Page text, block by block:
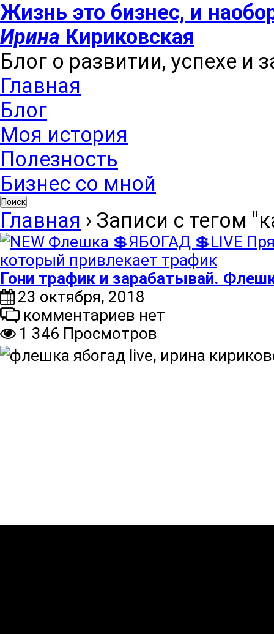
Жизнь это бизнес, и
Ирина Кириковская
Блог о развитии, успехе и
Главная
Блог
Моя история
Полезность
Бизнес со мной
Поиск
Главная › Записи с тегом
Гони трафик и зарабатывай.
23 октября, 2018
комментариев нет
1 346 Просмотров